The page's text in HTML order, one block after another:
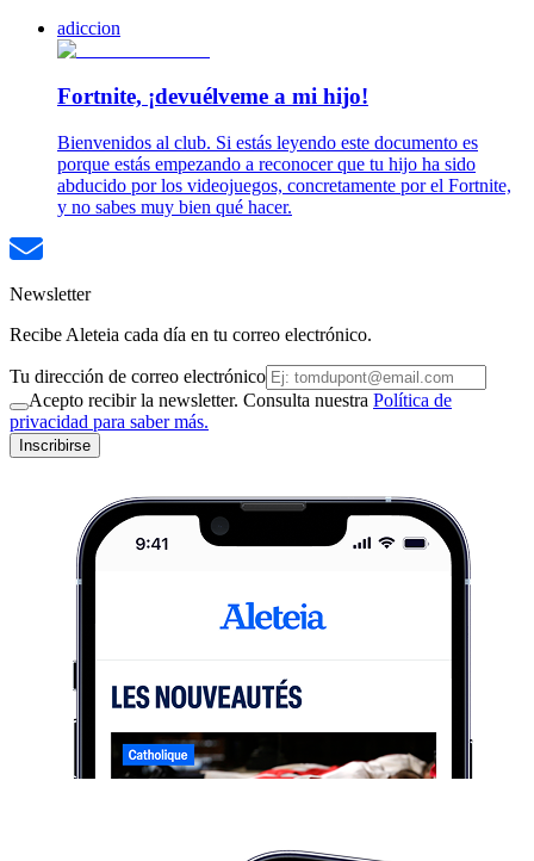
adiccion
Fortnite, ¡devuélveme a mi hijo!
Bienvenidos al club. Si estás leyendo este documento es
porque estás empezando a reconocer que tu hijo ha sido
abducido por los videojuegos, concretamente por el Fortnite,
y no sabes muy bien qué hacer.
Newsletter
Recibe Aleteia cada día en tu correo electrónico.
Tu dirección de correo electrónico
Acepto recibir la newsletter. Consulta nuestra Política de
privacidad para saber más.
Inscribirse